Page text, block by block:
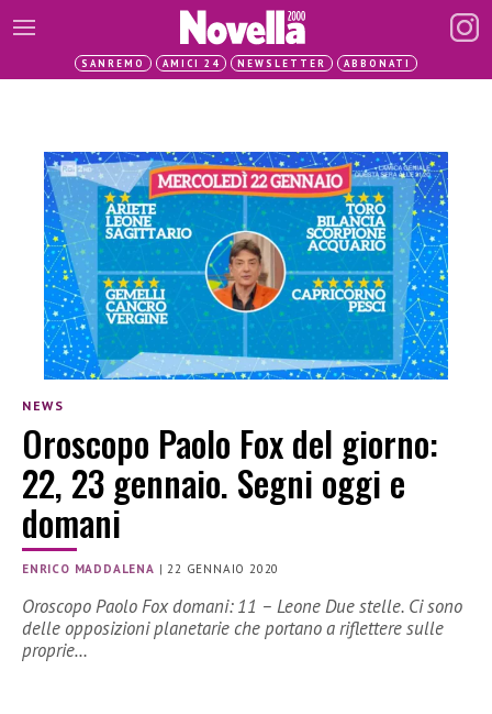
SANREMO AMICI 24 NEWSLETTER ABBONATI
NEWS
Oroscopo Paolo Fox del giorno:
22, 23 gennaio. Segni oggi e
domani
ENRICO MADDALENA |22 GENNAIO 2020
Oroscopo Paolo Fox domani: 11 – Leone Due stelle. Ci sono
delle opposizioni planetarie che portano a riflettere sulle
proprie…